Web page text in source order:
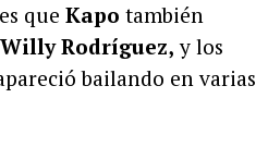
que Kapo también
Willy Rodríguez, y los
bailando en varias